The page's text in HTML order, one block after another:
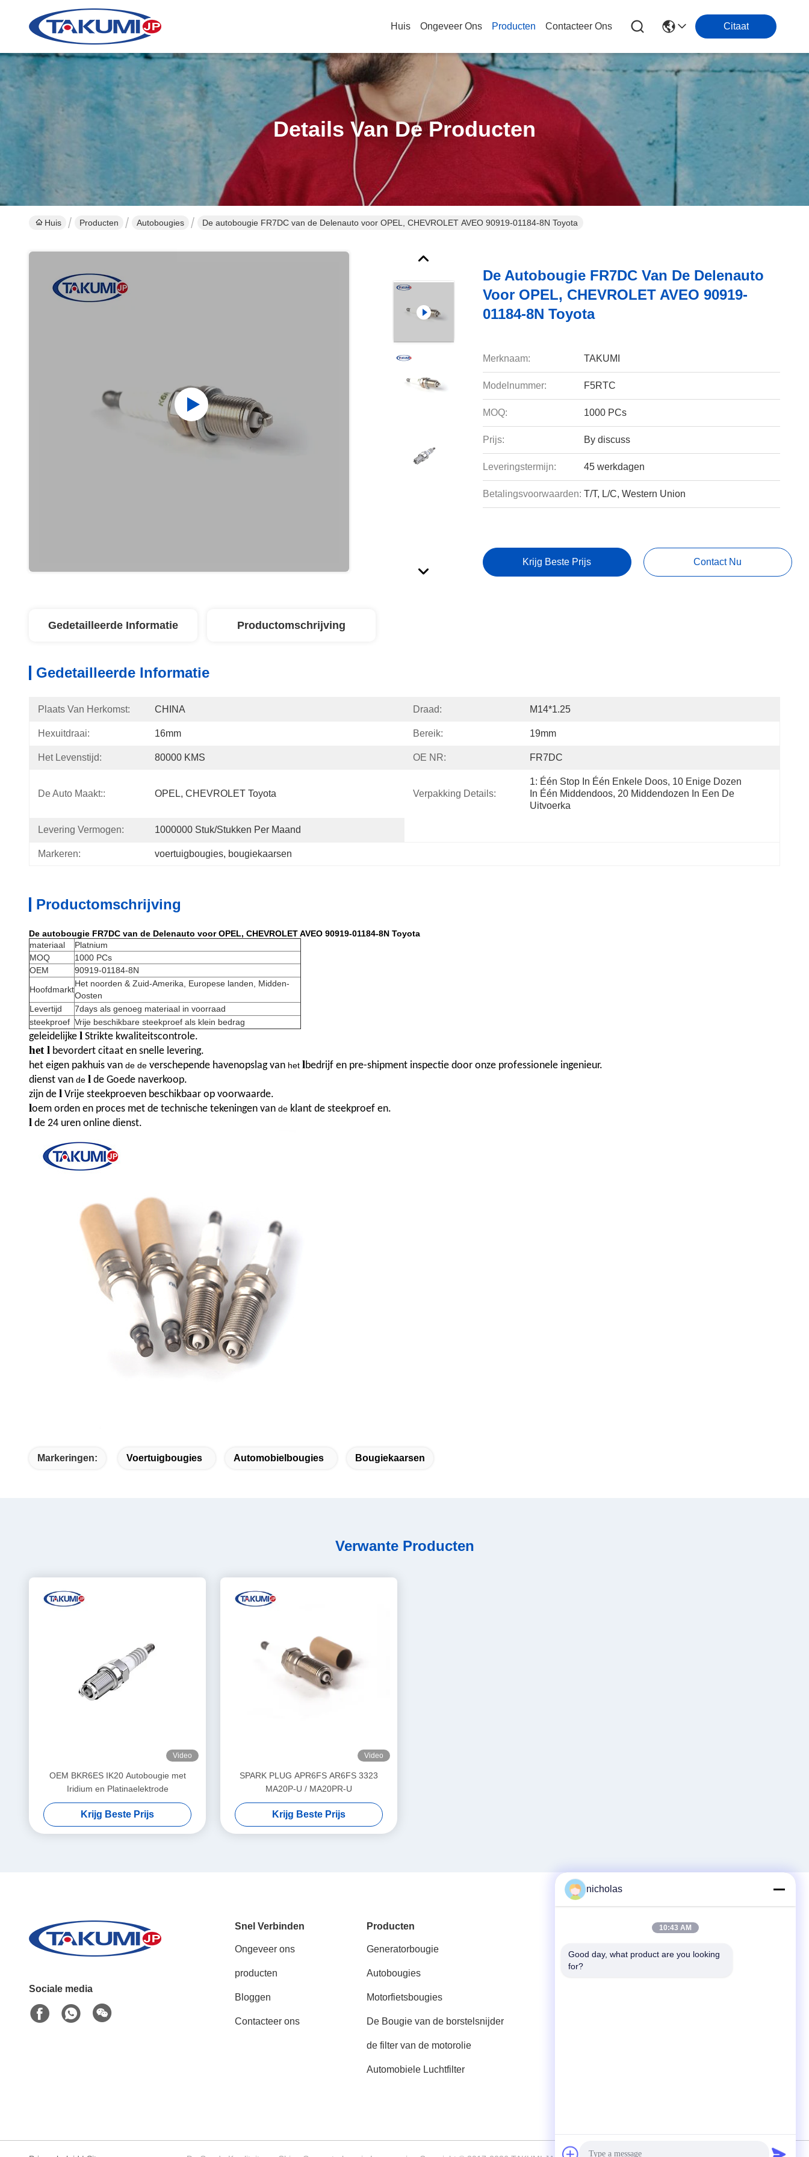
Huis Ongeveer Ons Producten Contacteer Ons Citaat
Details Van De Producten
Huis Producten Autobougies De autobougie FR7DC van de Delenauto voor OPEL, CHEVROLET AVEO 90919-01184-8N Toyota
De Autobougie FR7DC Van De Delenauto
Voor OPEL, CHEVROLET AVEO 90919-
01184-8N Toyota
Merknaam: TAKUMI
Modelnummer: F5RTC
MOQ: 1000 PCs
Prijs: By discuss
Leveringstermijn: 45 werkdagen
Betalingsvoorwaarden: T/T, L/C, Western Union
Krijg Beste Prijs Contact Nu
Gedetailleerde Informatie Productomschrijving
Gedetailleerde Informatie
Plaats Van Herkomst: CHINA Draad: M14*1.25
Hexuitdraai: 16mm Bereik: 19mm
Het Levenstijd: 80000 KMS OE NR: FR7DC
De Auto Maakt:: OPEL, CHEVROLET Toyota Verpakking Details:
1: Één Stop In Één Enkele Doos, 10 Enige Dozen
In Één Middendoos, 20 Middendozen In Een De
Uitvoerka
Levering Vermogen: 1000000 Stuk/Stukken Per Maand
Markeren: voertuigbougies, bougiekaarsen
Productomschrijving
De autobougie FR7DC van de Delenauto voor OPEL, CHEVROLET AVEO 90919-01184-8N Toyota
materiaal
Platnium
MOQ
1000 PCs
OEM
90919-01184-8N
Hoofdmarkt
Het noorden & Zuid-Amerika, Europese landen, Midden-
Oosten
Levertijd
7days als genoeg materiaal in voorraad
steekproef Vrije beschikbare steekproef als klein bedrag
geleidelijke l Strikte kwaliteitscontrole.
het l bevordert citaat en snelle levering.
het eigen pakhuis van de de verschepende havenopslag van het lbedrijf en pre-shipment inspectie door onze professionele ingenieur.
dienst van de l de Goede naverkoop.
zijn de l Vrije steekproeven beschikbaar op voorwaarde.
loem orden en proces met de technische tekeningen van de klant de steekproef en.
l de 24 uren online dienst.
Markeringen: Voertuigbougies Automobielbougies Bougiekaarsen
Verwante Producten
Video
OEM BKR6ES IK20 Autobougie met
Iridium en Platinaelektrode
Krijg Beste Prijs
Video
SPARK PLUG APR6FS AR6FS 3323
MA20P-U / MA20PR-U
Krijg Beste Prijs
Sociale media
Snel Verbinden
Ongeveer ons
producten
Bloggen
Contacteer ons
Producten
Generatorbougie
Autobougies
Motorfietsbougies
De Bougie van de borstelsnijder
de filter van de motorolie
Automobiele Luchtfilter
Tel.
nicholas
10:43 AM
Good day, what product are you looking
for?